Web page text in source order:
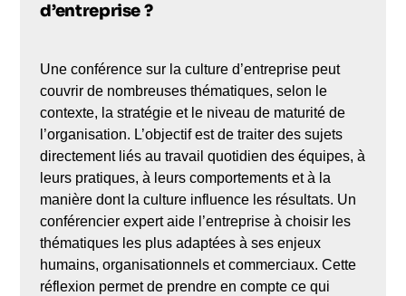
d’entreprise ?
Une conférence sur la culture d’entreprise peut
couvrir de nombreuses thématiques, selon le
contexte, la stratégie et le niveau de maturité de
l’organisation. L’objectif est de traiter des sujets
directement liés au travail quotidien des équipes, à
leurs pratiques, à leurs comportements et à la
manière dont la culture influence les résultats. Un
conférencier expert aide l’entreprise à choisir les
thématiques les plus adaptées à ses enjeux
humains, organisationnels et commerciaux. Cette
réflexion permet de prendre en compte ce qui